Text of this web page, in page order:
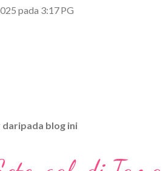
pada 3:17 PG
blog ini